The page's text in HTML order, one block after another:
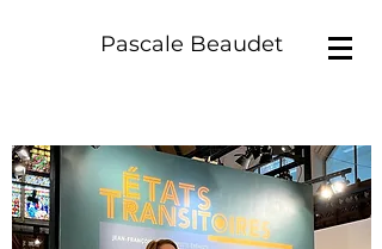
Pascale Beaudet